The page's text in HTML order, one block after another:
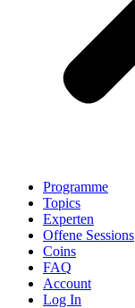
Programme
Topics
Experten
Offene Sessions
Coins
FAQ
Account
Log In